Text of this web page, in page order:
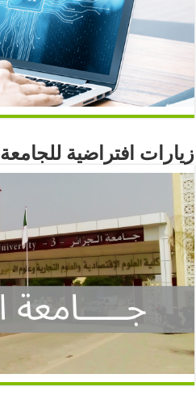
زيارات افتراضية للجامعة